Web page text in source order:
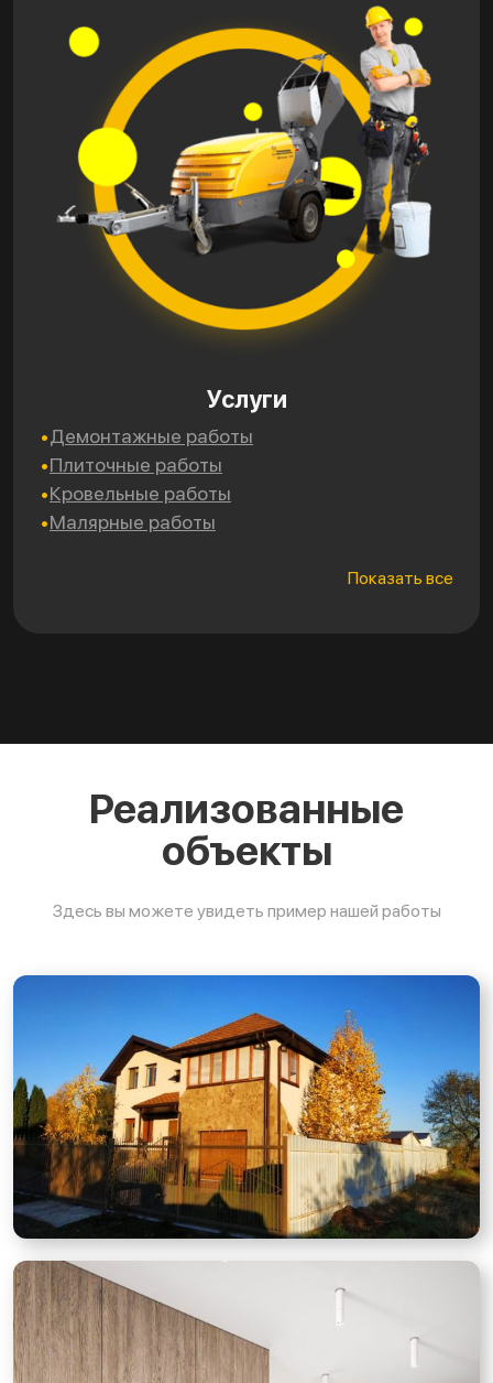
Услуги
Демонтажные работы
Плиточные работы
Кровельные работы
Малярные работы
Показать все
Реализованные
объекты
Здесь вы можете увидеть пример нашей работы